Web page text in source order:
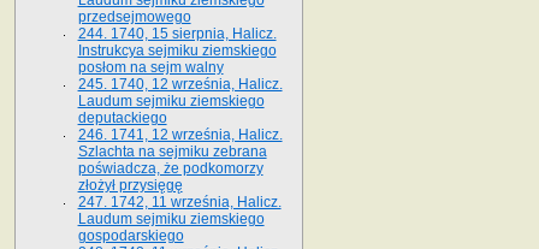
przedsejmowego
244. 1740, 15 sierpnia, Halicz.
Instrukcya sejmiku ziemskiego
posłom na sejm walny
245. 1740, 12 września, Halicz.
Laudum sejmiku ziemskiego
deputackiego
246. 1741, 12 września, Halicz.
Szlachta na sejmiku zebrana
poświadcza, że podkomorzy
złożył przysięgę
247. 1742, 11 września, Halicz.
Laudum sejmiku ziemskiego
gospodarskiego